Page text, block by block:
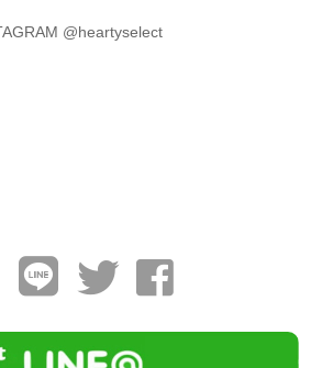
@heartyselect